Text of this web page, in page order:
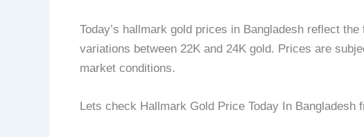
Today’s hallmark gold prices in Bangladesh reflect
variations between 22K and 24K gold. Prices are
market conditions.
Lets check Hallmark Gold Price Today In Bangladesh